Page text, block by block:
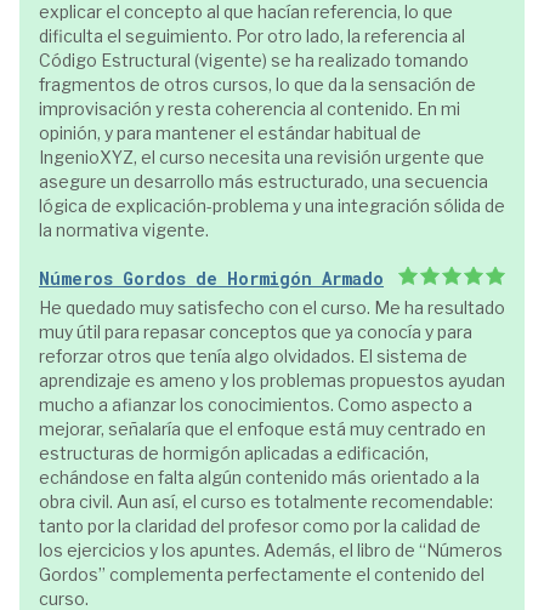
explicar el concepto al que hacían referencia, lo que
dificulta el seguimiento. Por otro lado, la referencia al
Código Estructural (vigente) se ha realizado tomando
fragmentos de otros cursos, lo que da la sensación de
improvisación y resta coherencia al contenido. En mi
opinión, y para mantener el estándar habitual de
IngenioXYZ, el curso necesita una revisión urgente que
asegure un desarrollo más estructurado, una secuencia
lógica de explicación-problema y una integración sólida de
la normativa vigente.
Números Gordos de Hormigón Armado
He quedado muy satisfecho con el curso. Me ha resultado
muy útil para repasar conceptos que ya conocía y para
reforzar otros que tenía algo olvidados. El sistema de
aprendizaje es ameno y los problemas propuestos ayudan
mucho a afianzar los conocimientos. Como aspecto a
mejorar, señalaría que el enfoque está muy centrado en
estructuras de hormigón aplicadas a edificación,
echándose en falta algún contenido más orientado a la
obra civil. Aun así, el curso es totalmente recomendable:
tanto por la claridad del profesor como por la calidad de
los ejercicios y los apuntes. Además, el libro de “Números
Gordos” complementa perfectamente el contenido del
curso.